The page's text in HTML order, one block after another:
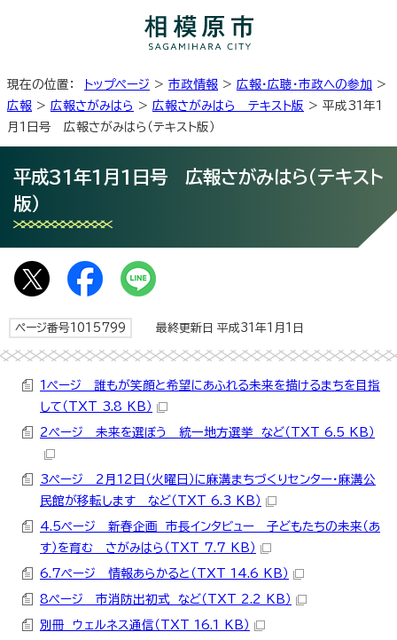
現在の位置： トップページ > 市政情報 > 広報・広聴・市政への参加 >
広報 > 広報さがみはら > 広報さがみはら テキスト版 > 平成31年1
月1日号 広報さがみはら（テキスト版）
平成31年1月1日号 広報さがみはら（テキスト
版）
ページ番号1015799 最終更新日 平成31年1月1日
1ページ 誰もが笑顔と希望にあふれる未来を描けるまちを目指
して（TXT 3.8 KB）
2ページ 未来を選ぼう 統一地方選挙 など（TXT 6.5 KB）
3ページ 2月12日（火曜日）に麻溝まちづくりセンター・麻溝公
民館が移転します など（TXT 6.3 KB）
4.5ページ 新春企画 市長インタビュー 子どもたちの未来（あ
す）を育む さがみはら（TXT 7.7 KB）
6.7ページ 情報あらかると（TXT 14.6 KB）
8ページ 市消防出初式 など（TXT 2.2 KB）
別冊 ウェルネス通信（TXT 16.1 KB）